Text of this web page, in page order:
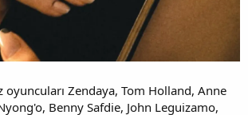
oyuncuları Zendaya, Tom Holland, Anne
Benny Safdie, John Leguizamo,